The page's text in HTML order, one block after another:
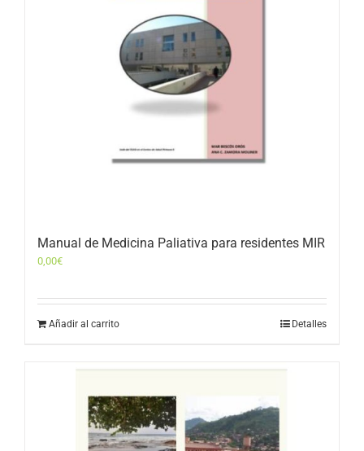
Manual de Medicina Paliativa para residentes MIR
0,00€
Añadir al carrito Detalles